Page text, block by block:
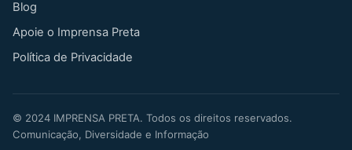
Blog
Apoie o Imprensa Preta
Política de Privacidade
© 2024 IMPRENSA PRETA. Todos os direitos reservados.
Comunicação, Diversidade e Informação